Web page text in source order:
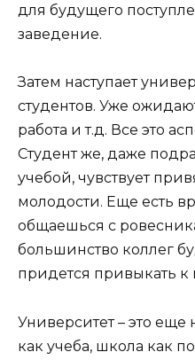
для будущего
заведение.
Затем наступает
студентов. Уже
работа и т.д. Все это
Студент же, даже
учебой, чувствует
молодости. Еще есть
общаешься с
большинство коллег
придется привыкать к
Университет – это
как учеба, школа как